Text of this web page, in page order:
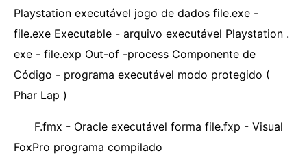
Playstation executável jogo de dados file.exe -
file.exe Executable - arquivo executável Playstation .
exe - file.exp Out-of -process Componente de
Código - programa executável modo protegido (
Phar Lap )
F.fmx - Oracle executável forma file.fxp - Visual
FoxPro programa compilado